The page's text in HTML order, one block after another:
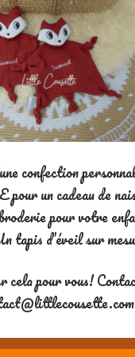
de voeux ultra-
avec les enfants!
by WordPress|
confection
pour un cadeau de
pour votre
tapis d’éveil sur
cela pour vous!
votre visite ! Si vous
contenus, vous
soutenir en me